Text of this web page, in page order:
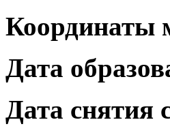
Координаты
Дата
Дата снятия